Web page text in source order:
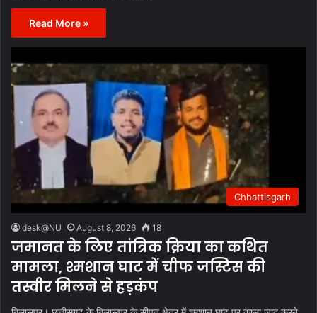
Read More »
Chhattisgarh
desk@NU August 8, 2026 18
जमानत के लिए तांत्रिक क्रिया का कथित
मामला, श्मशान घाट में चीफ जस्टिस की
तस्वीर मिलने से हड़कंप